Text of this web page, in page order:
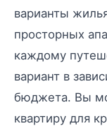
варианты
просторных
каждому
вариант в
бюджета. Вы
квартиру для